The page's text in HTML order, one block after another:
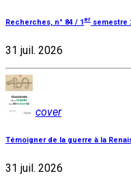
Recherches, n° 84 / 1 er semestre
31 juil. 2026
cover
Témoigner de la guerre à la
31 juil. 2026